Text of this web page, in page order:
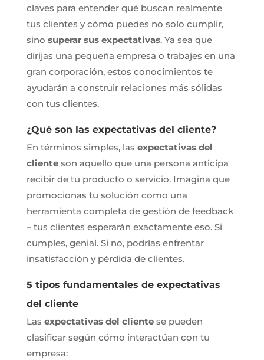
claves para entender qué buscan realmente
tus clientes y cómo puedes no solo cumplir,
sino superar sus expectativas. Ya sea que
dirijas una pequeña empresa o trabajes en una
gran corporación, estos conocimientos te
ayudarán a construir relaciones más sólidas
con tus clientes.
¿Qué son las expectativas del cliente?
En términos simples, las expectativas del
clienteson aquello que una persona anticipa
recibir de tu producto o servicio. Imagina que
promocionas tu solución como una
herramienta completa de gestión de feedback
– tus clientes esperarán exactamente eso. Si
cumples, genial. Si no, podrías enfrentar
insatisfacción y pérdida de clientes.
5 tipos fundamentales de expectativas
del cliente
Las expectativas del clientese pueden
clasificar según cómo interactúan con tu
empresa: